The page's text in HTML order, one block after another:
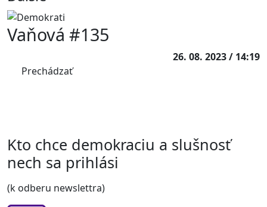
Prechádzať
Vaňová #135
26. 08. 2023 / 14:19
Kto chce demokraciu a slušnosť
nech sa prihlási
(k odberu newslettra)